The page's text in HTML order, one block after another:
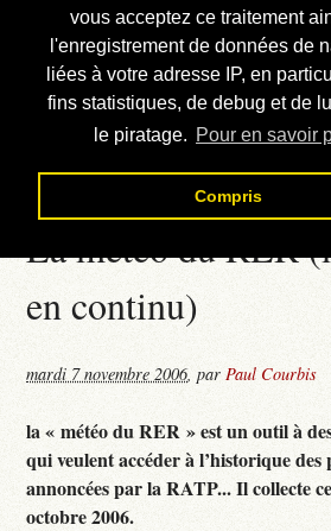
vous acceptez ce traitement
l'enregistrement de données de
liées à votre adresse IP, en
fins statistiques, de debug et de
le piratage. Pour en savoir
Compris
Annonces
Liens externes
Téléchargement
Contact
La météo du RER
en continu)
mardi 7 novembre 2006,parPaul Courbis
la « météo du RER » est un outil à
qui veulent accéder à l’historique
annoncées par la RATP... Il collecte
octobre 2006.